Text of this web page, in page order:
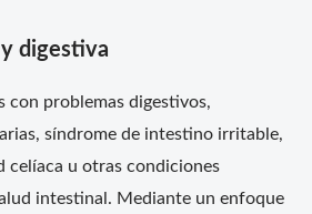
digestiva
con problemas digestivos,
síndrome de intestino irritable,
celíaca u otras condiciones
intestinal. Mediante un enfoque